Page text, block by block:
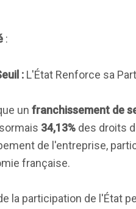
:
: L'État Renforce sa
un franchissement de
34,13% des droits
de l'entreprise,
française.
la participation de l'État